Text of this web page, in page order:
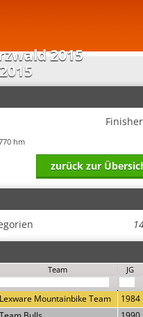
2015
hm
zurück zur
Team JG
Lexware Mountainbike Team
1984